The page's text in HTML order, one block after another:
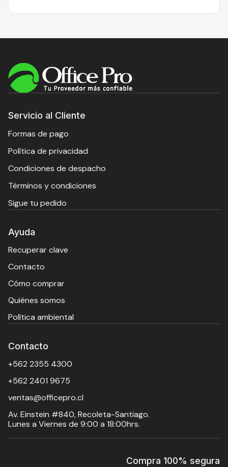
Servicio al Cliente
Formas de pago
Política de privacidad
Condiciones de despacho
Términos y condiciones
Sigue tu pedido
Ayuda
Recuperar clave
Contacto
Cómo comprar
Quiénes somos
Política ambiental
Contacto
+562 2355 4300
+562 2401 9675
ventas@officepro.cl
Av. Einstein #840, Recoleta-Santiago.
Lunes a Viernes de 9:00 a 18:00hrs.
Compra 100% segura